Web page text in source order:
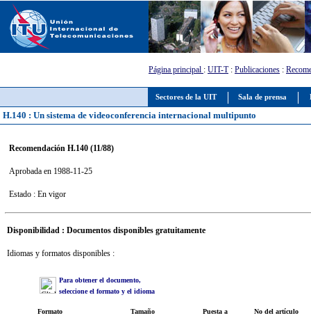
Sectores de la UIT Sala de prensa
Página principal : UIT-T: Publicaciones :
H.140 : Un sistema de videoconferencia internacional multipunto
Recomendación H.140 (11/88)
Aprobada en 1988-11-25
Estado : En vigor
Disponibilidad : Documentos disponibles gratuitamente
Idiomas y formatos disponibles :
Para obtener el documento,
seleccione el formato y el idioma
Formato Tamaño
Puesta a
No del artículo